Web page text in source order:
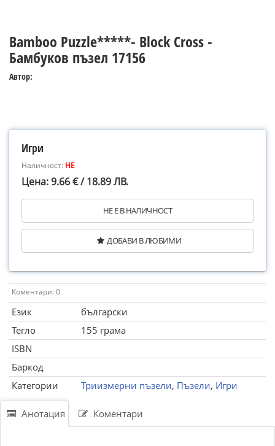
Bamboo Puzzle*****- Block Cross -
Бамбуков пъзел 17156
Автор:
Игри
Наличност: НЕ
Цена: 9.66 € / 18.89 ЛВ.
НЕ Е В НАЛИЧНОСТ
ДОБАВИ В ЛЮБИМИ
Коментари: 0
Език
български
Тегло
155 грама
ISBN
Баркод
Категории
Триизмерни пъзели, Пъзели, Игри
Анотация Коментари